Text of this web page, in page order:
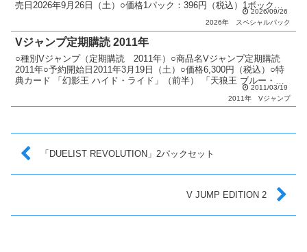
売日2026年9月26日（土）○価格1パック：396円（税込）1ボック
2026/09/26
2026年
スペシャルパック
Vジャンプ定期購読 2011年
○種別Vジャンプ（定期購読 2011年）○商品名Vジャンプ定期購読
2011年○予約開始日2011年3月19日（土）○価格6,300円（税込）○特
典カード 「幻影王 ハイド・ライド」（前半） 「天狼王 ブルー・セ
2011/03/19
2011年
Vジャンプ
「DUELIST REVOLUTION」2パックセット
V JUMP EDITION 2